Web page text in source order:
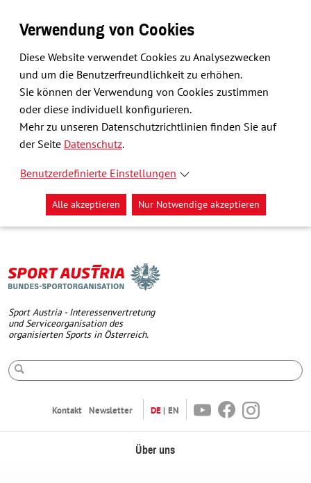
Verwendung von Cookies
Diese Website verwendet Cookies zu Analysezwecken
und um die Benutzerfreundlichkeit zu erhöhen.
Sie können der Verwendung von Cookies zustimmen
oder diese individuell konfigurieren.
Mehr zu unseren Datenschutzrichtlinien finden Sie auf
der Seite Datenschutz.
Benutzerdefinierte Einstellungen
Alle akzeptieren Nur Notwendige akzeptieren
Sport Austria - Interessenvertretung
und Serviceorganisation des
organisierten Sports in Österreich.
Kontakt Newsletter DE EN YoutubeFacebookInstagram
Über uns